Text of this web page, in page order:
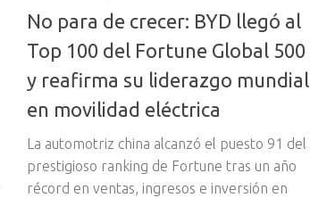
No para de crecer: BYD llegó al
Top 100 del Fortune Global 500
y reafirma su liderazgo mundial
en movilidad eléctrica
La automotriz china alcanzó el puesto 91 del
prestigioso ranking de Fortune tras un año
récord en ventas, ingresos e inversión en